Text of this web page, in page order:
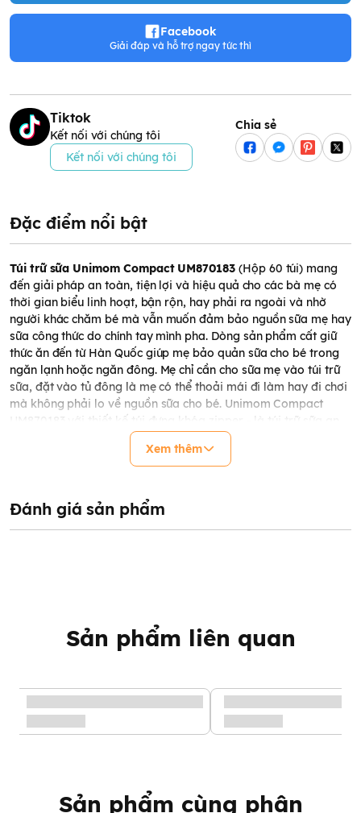
Facebook
Giải đáp và hỗ trợ ngay tức thì
Tiktok
Kết nối với chúng tôi
Kết nối với chúng tôi
Chia sẻ
Đặc điểm nổi bật
Túi trữ sữa Unimom Compact UM870183 (Hộp 60 túi) mang
đến giải pháp an toàn, tiện lợi và hiệu quả cho các bà mẹ có
thời gian biểu linh hoạt, bận rộn, hay phải ra ngoài và nhờ
người khác chăm bé mà vẫn muốn đảm bảo nguồn sữa mẹ hay
sữa công thức do chính tay mình pha. Dòng sản phẩm cất giữ
thức ăn đến từ Hàn Quốc giúp mẹ bảo quản sữa cho bé trong
ngăn lạnh hoặc ngăn đông. Mẹ chỉ cần cho sữa mẹ vào túi trữ
sữa, đặt vào tủ đông là mẹ có thể thoải mái đi làm hay đi chơi
mà không phải lo về nguồn sữa cho bé. Unimom Compact
UM870183 với thiết kế túi đựng khóa zipper - là túi trữ sữa an
toàn, chắc chắn, tiện dụng và được nhiều bà mẹ tin dùng.
Túi trữ sữa Unimom Compact
Xem thêm
Đánh giá sản phẩm
Sản phẩm liên quan
Sản phẩm cùng phân